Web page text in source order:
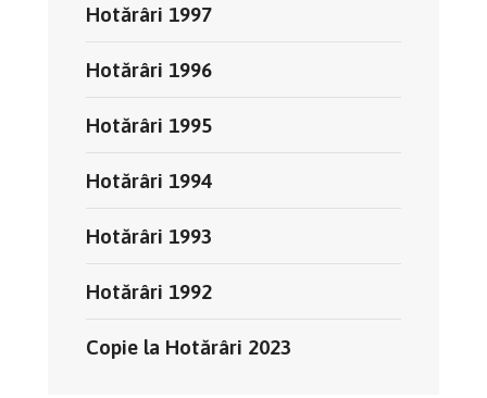
Hotărâri 1997
Hotărâri 1996
Hotărâri 1995
Hotărâri 1994
Hotărâri 1993
Hotărâri 1992
Copie la Hotărâri 2023